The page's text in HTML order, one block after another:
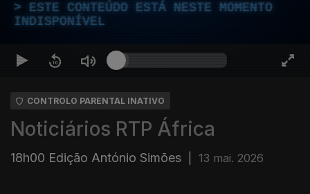
ESTE CONTEÚDO ESTÁ NESTE MOMENTO
INDISPONÍVEL
CONTROLO PARENTAL INATIVO
Noticiários RTP África
18h00 Edição António Simões 13 mai. 2026